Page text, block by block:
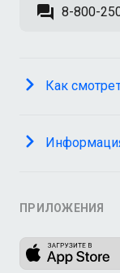
8-800-
Как
ПРИЛОЖЕНИЯ